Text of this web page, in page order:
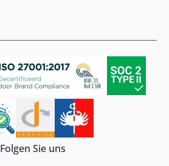
Folgen Sie uns